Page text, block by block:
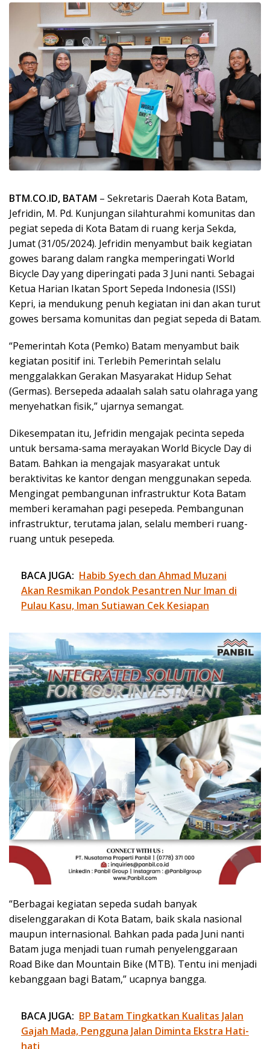
BTM.CO.ID, BATAM – Sekretaris Daerah Kota Batam,
Jefridin, M. Pd. Kunjungan silahturahmi komunitas dan
pegiat sepeda di Kota Batam di ruang kerja Sekda,
Jumat (31/05/2024). Jefridin menyambut baik kegiatan
gowes barang dalam rangka memperingati World
Bicycle Day yang diperingati pada 3 Juni nanti. Sebagai
Ketua Harian Ikatan Sport Sepeda Indonesia (ISSI)
Kepri, ia mendukung penuh kegiatan ini dan akan turut
gowes bersama komunitas dan pegiat sepeda di Batam.
“Pemerintah Kota (Pemko) Batam menyambut baik
kegiatan positif ini. Terlebih Pemerintah selalu
menggalakkan Gerakan Masyarakat Hidup Sehat
(Germas). Bersepeda adaalah salah satu olahraga yang
menyehatkan fisik,” ujarnya semangat.
Dikesempatan itu, Jefridin mengajak pecinta sepeda
untuk bersama-sama merayakan World Bicycle Day di
Batam. Bahkan ia mengajak masyarakat untuk
beraktivitas ke kantor dengan menggunakan sepeda.
Mengingat pembangunan infrastruktur Kota Batam
memberi keramahan pagi pesepeda. Pembangunan
infrastruktur, terutama jalan, selalu memberi ruang-
ruang untuk pesepeda.
BACA JUGA: Habib Syech dan Ahmad Muzani
Akan Resmikan Pondok Pesantren Nur Iman di
Pulau Kasu, Iman Sutiawan Cek Kesiapan
“Berbagai kegiatan sepeda sudah banyak
diselenggarakan di Kota Batam, baik skala nasional
maupun internasional. Bahkan pada pada Juni nanti
Batam juga menjadi tuan rumah penyelenggaraan
Road Bike dan Mountain Bike (MTB). Tentu ini menjadi
kebanggaan bagi Batam,” ucapnya bangga.
BACA JUGA: BP Batam Tingkatkan Kualitas Jalan
Gajah Mada, Pengguna Jalan Diminta Ekstra Hati-
hati